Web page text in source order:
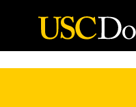
Skip to Content